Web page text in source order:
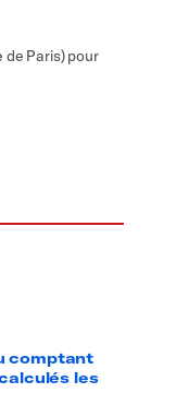
de Paris) pour
comptant
les